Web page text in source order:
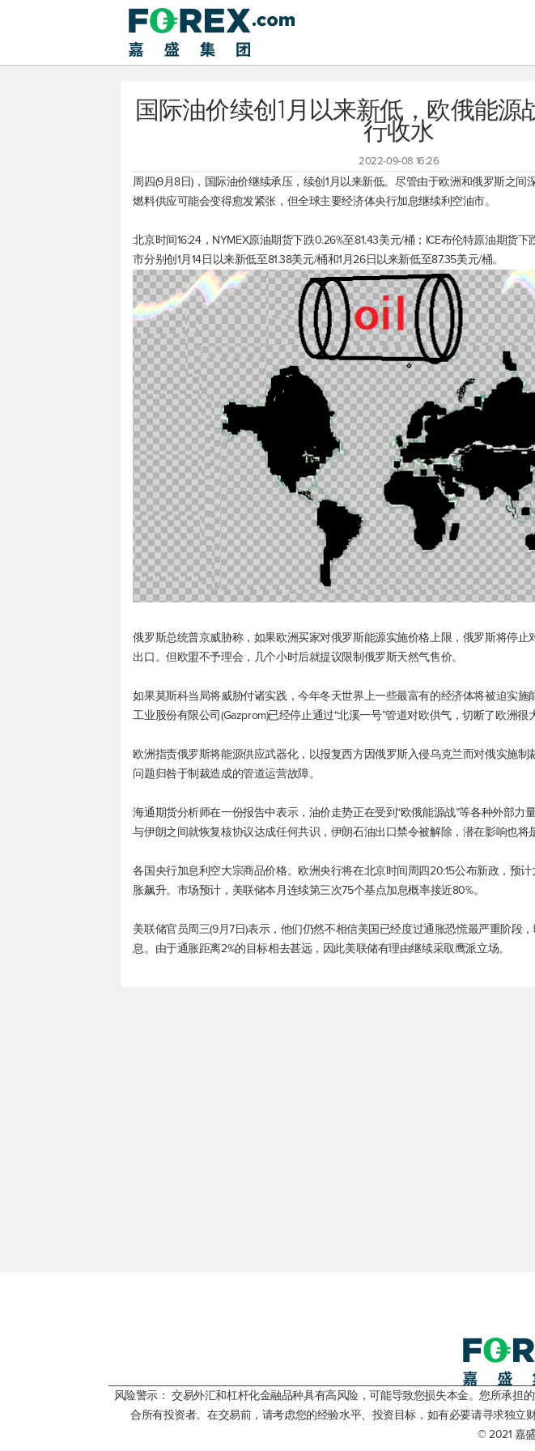
国际油价续创1月以来新低，欧俄能源
行收水
2022-09-08 16:26
周四(9月8日)，国际油价继续承压，续创1月以来新低。尽管由于欧洲和俄罗斯之间
燃料供应可能会变得愈发紧张，但全球主要经济体央行加息继续利空油市。
北京时间16:24，NYMEX原油期货下跌0.26%至81.43美元/桶；ICE布伦特原油期货下
市分别创1月14日以来新低至81.38美元/桶和1月26日以来新低至87.35美元/桶。
俄罗斯总统普京威胁称，如果欧洲买家对俄罗斯能源实施价格上限，俄罗斯将停止
出口。但欧盟不予理会，几个小时后就提议限制俄罗斯天然气售价。
如果莫斯科当局将威胁付诸实践，今年冬天世界上一些最富有的经济体将被迫实施
工业股份有限公司(Gazprom)已经停止通过“北溪一号”管道对欧供气，切断了欧洲很
欧洲指责俄罗斯将能源供应武器化，以报复西方因俄罗斯入侵乌克兰而对俄实施制
问题归咎于制裁造成的管道运营故障。
海通期货分析师在一份报告中表示，油价走势正在受到“欧俄能源战”等各种外部力
与伊朗之间就恢复核协议达成任何共识，伊朗石油出口禁令被解除，潜在影响也将
各国央行加息利空大宗商品价格。欧洲央行将在北京时间周四20:15公布新政，预
胀飙升。市场预计，美联储本月连续第三次75个基点加息概率接近80%。
美联储官员周三(9月7日)表示，他们仍然不相信美国已经度过通胀恐慌最严重阶段
息。由于通胀距离2%的目标相去甚远，因此美联储有理由继续采取鹰派立场。
风险警示： 交易外汇和杠杆化金融品种具有高风险，可能导致您损失本金。您所承
合所有投资者。在交易前，请考虑您的经验水平、投资目标，如有必要请寻求独立
© 2021 嘉